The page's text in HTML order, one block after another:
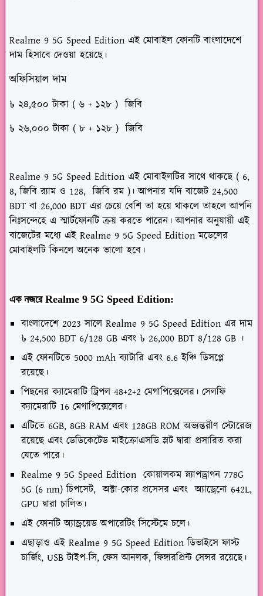
Realme 9 5G Speed Edition এই মোবাইল ফোনটি বাংলাদেশে
দাম হিসাবে দেওয়া হয়েছে।
অফিসিয়াল দাম
৳ ২৪,৫০০ টাকা ( ৬ + ১২৮ ) জিবি
৳ ২৬,০০০ টাকা ( ৮ + ১২৮ ) জিবি
Realme 9 5G Speed Edition এই মোবাইলটির সাথে থাকছে ( 6,
8, জিবি র‌্যাম ও 128, জিবি রম )। আপনার যদি বাজেট 24,500
BDT বা 26,000 BDT এর চেয়ে বেশি তা হয়ে থাকলে তাহলে আপনি
নিঃসন্দেহে এ স্মার্টফোনটি ক্রয় করতে পারেন। আপনার অনুযায়ী এই
বাজেটের মধ্যে এই Realme 9 5G Speed Edition মডেলের
মোবাইলটি কিনলে অনেক ভালো হবে।
এক নজরে Realme 9 5G Speed Edition:
বাংলাদেশে 2023 সালে Realme 9 5G Speed Edition এর দাম
৳ 24,500 BDT 6/128 GB এবং ৳ 26,000 BDT 8/128 GB ।
এই ফোনটিতে 5000 mAh ব্যাটারি এবং 6.6 ইঞ্চি ডিসপ্লে
রয়েছে।
পিছনের ক্যামেরাটি ট্রিপল 48+2+2 মেগাপিক্সেলের। সেলফি
ক্যামেরাটি 16 মেগাপিক্সেলের।
এটিতে 6GB, 8GB RAM এবং 128GB ROM অভ্যন্তরীণ স্টোরেজ
রয়েছে এবং ডেডিকেটেড মাইক্রোএসডি স্লট দ্বারা প্রসারিত করা
যেতে পারে।
Realme 9 5G Speed Edition কোয়ালকম স্ন্যাপড্রাগন 778G
5G (6 nm) চিপসেট, অক্টা-কোর প্রসেসর এবং অ্যাড্রেনো 642L,
GPU দ্বারা চালিত।
এই ফোনটি অ্যান্ড্রয়েড অপারেটিং সিস্টেমে চলে।
এছাড়াও এই Realme 9 5G Speed Edition ডিভাইসে ফাস্ট
চার্জিং, USB টাইপ-সি, ফেস আনলক, ফিঙ্গারপ্রিন্ট সেন্সর রয়েছে।